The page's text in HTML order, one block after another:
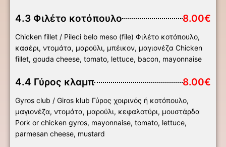
4.3 Φιλέτο κοτόπουλο 8.00€
Chicken fillet / Pileci belo meso (file) Φιλέτο κοτόπουλο,
κασέρι, ντομάτα, μαρούλι, μπέικον, μαγιονέζα Chicken
fillet, gouda cheese, tomato, lettuce, bacon, mayonnaise
4.4 Γύρος κλαμπ 8.00€
Gyros club / Giros klub Γύρος χοιρινός ή κοτόπουλο,
μαγιονέζα, ντομάτα, μαρούλι, κεφαλοτύρι, μουστάρδα
Pork or chicken gyros, mayonnaise, tomato, lettuce,
parmesan cheese, mustard